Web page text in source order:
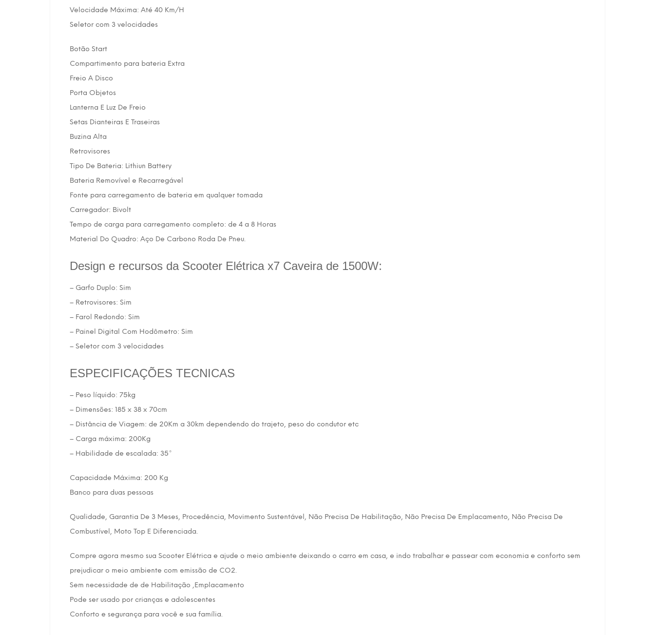
Velocidade Máxima: Até 40 Km/H
Seletor com 3 velocidades
Botão Start
Compartimento para bateria Extra
Freio A Disco
Porta Objetos
Lanterna E Luz De Freio
Setas Dianteiras E Traseiras
Buzina Alta
Retrovisores
Tipo De Bateria: Lithiun Battery
Bateria Removível e Recarregável
Fonte para carregamento de bateria em qualquer tomada
Carregador: Bivolt
Tempo de carga para carregamento completo: de 4 a 8 Horas
Material Do Quadro: Aço De Carbono Roda De Pneu.
Design e recursos da Scooter Elétrica x7 Caveira de 1500W:
– Garfo Duplo: Sim
– Retrovisores: Sim
– Farol Redondo: Sim
– Painel Digital Com Hodômetro: Sim
– Seletor com 3 velocidades
ESPECIFICAÇÕES TECNICAS
– Peso líquido: 75kg
– Dimensões: 185 x 38 x 70cm
– Distância de Viagem: de 20Km a 30km dependendo do trajeto, peso do condutor etc
– Carga máxima: 200Kg
– Habilidade de escalada: 35°
Capacidade Máxima: 200 Kg
Banco para duas pessoas
Qualidade, Garantia De 3 Meses, Procedência, Movimento Sustentável, Não Precisa De Habilitação, Não Precisa De Emplacamento, Não Precisa De
Combustível, Moto Top E Diferenciada.
Compre agora mesmo sua Scooter Elétrica e ajude o meio ambiente deixando o carro em casa, e indo trabalhar e passear com economia e conforto sem
prejudicar o meio ambiente com emissão de CO2.
Sem necessidade de de Habilitação ,Emplacamento
Pode ser usado por crianças e adolescentes
Conforto e segurança para você e sua família.